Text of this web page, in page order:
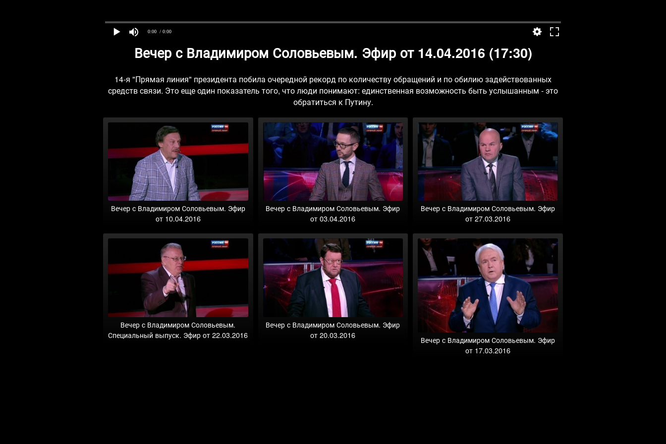
0:00 / 0:00
Вечер с Владимиром Соловьевым. Эфир от 14.04.2016 (17:30)
14-я "Прямая линия" президента побила очередной рекорд по количеству обращений и по обилию задействованных
средств связи. Это еще один показатель того, что люди понимают: единственная возможность быть услышанным - это
обратиться к Путину.
Вечер с Владимиром Соловьевым. Эфир
от 10.04.2016
Вечер с Владимиром Соловьевым. Эфир
от 03.04.2016
Вечер с Владимиром Соловьевым. Эфир
от 27.03.2016
Вечер с Владимиром Соловьевым.
Специальный выпуск. Эфир от 22.03.2016
Вечер с Владимиром Соловьевым. Эфир
от 20.03.2016
Вечер с Владимиром Соловьевым. Эфир
от 17.03.2016